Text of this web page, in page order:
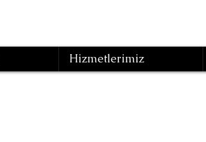
Hizmetlerimiz